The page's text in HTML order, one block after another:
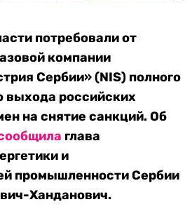
потребовали от
компании
Сербии» (NIS) полного
выхода российских
на снятие санкций. Об
глава
и
промышленности Сербии
Ханданович.